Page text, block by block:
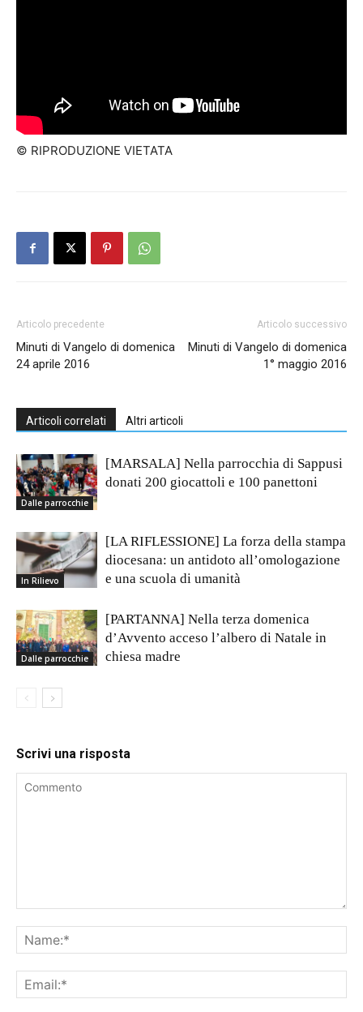
© RIPRODUZIONE VIETATA
Articolo precedente
Minuti di Vangelo di domenica
24 aprile 2016
Articolo successivo
Minuti di Vangelo di domenica
1° maggio 2016
Articoli correlati Altri articoli
Dalle parrocchie
[MARSALA] Nella parrocchia di Sappusi
donati 200 giocattoli e 100 panettoni
In Rilievo
[LA RIFLESSIONE] La forza della stampa
diocesana: un antidoto all’omologazione
e una scuola di umanità
Dalle parrocchie
[PARTANNA] Nella terza domenica
d’Avvento acceso l’albero di Natale in
chiesa madre
Scrivi una risposta